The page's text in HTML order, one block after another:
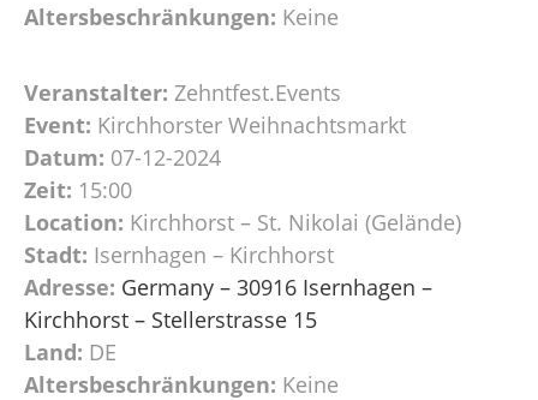
Altersbeschränkungen: Keine
Veranstalter: Zehntfest.Events
Event: Kirchhorster Weihnachtsmarkt
Datum: 07-12-2024
Zeit: 15:00
Location: Kirchhorst – St. Nikolai (Gelände)
Stadt: Isernhagen – Kirchhorst
Adresse: Germany – 30916 Isernhagen –
Kirchhorst – Stellerstrasse 15
Land: DE
Altersbeschränkungen: Keine